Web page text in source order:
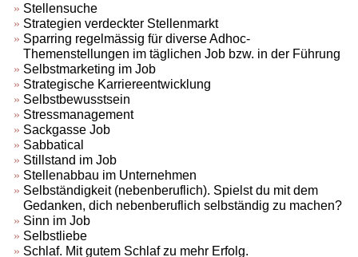
Stellensuche
Strategien verdeckter Stellenmarkt
Sparring regelmässig für diverse Adhoc-
Themenstellungen im täglichen Job bzw. in der Führung
Selbstmarketing im Job
Strategische Karriereentwicklung
Selbstbewusstsein
Stressmanagement
Sackgasse Job
Sabbatical
Stillstand im Job
Stellenabbau im Unternehmen
Selbständigkeit (nebenberuflich). Spielst du mit dem
Gedanken, dich nebenberuflich selbständig zu machen?
Sinn im Job
Selbstliebe
Schlaf. Mit gutem Schlaf zu mehr Erfolg.